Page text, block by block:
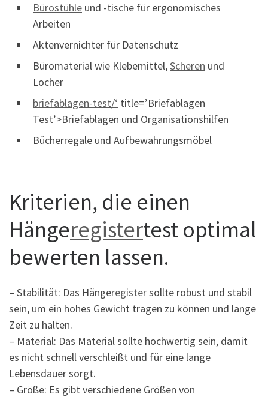
Bürostühle und -tische für ergonomisches
Arbeiten
Aktenvernichter für Datenschutz
Büromaterial wie Klebemittel,Scheren und
Locher
briefablagen-test/‘ title=’Briefablagen
Test’>Briefablagen und Organisationshilfen
Bücherregale und Aufbewahrungsmöbel
Kriterien, die einen
Hängeregistertest optimal
bewerten lassen.
– Stabilität: Das Hängeregistersollte robust und stabil
sein, um ein hohes Gewicht tragen zu können und lange
Zeit zu halten.
– Material: Das Material sollte hochwertig sein, damit
es nicht schnell verschleißt und für eine lange
Lebensdauer sorgt.
– Größe: Es gibt verschiedene Größen von